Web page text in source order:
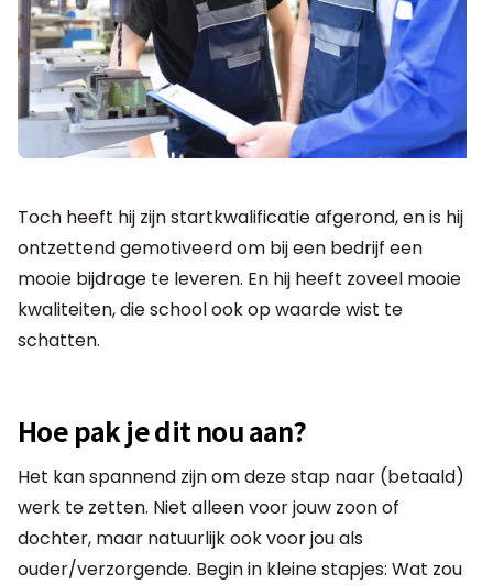
Toch heeft hij zijn startkwalificatie afgerond, en is hij
ontzettend gemotiveerd om bij een bedrijf een
mooie bijdrage te leveren. En hij heeft zoveel mooie
kwaliteiten, die school ook op waarde wist te
schatten.
Hoe pak je dit nou aan?
Het kan spannend zijn om deze stap naar (betaald)
werk te zetten. Niet alleen voor jouw zoon of
dochter, maar natuurlijk ook voor jou als
ouder/verzorgende. Begin in kleine stapjes: Wat zou